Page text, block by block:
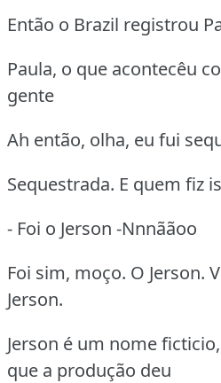
Então o Brazil registrou
Paula, o que acontecêu
gente
Ah então, olha, eu fui
Sequestrada. E quem fiz
- Foi o Jerson -Nnnããoo
Foi sim, moço. O Jerson.
Jerson.
Jerson é um nome
que a produção deu